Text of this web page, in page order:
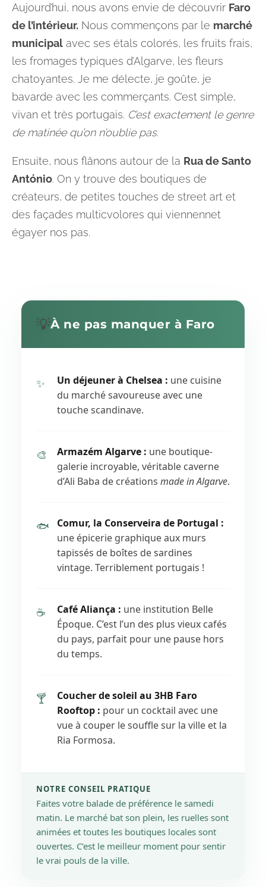
Aujourd’hui, nous avons envie de découvrir Faro
de l’intérieur. Nous commençons par le marché
municipal avec ses étals colorés, les fruits frais,
les fromages typiques d’Algarve, les fleurs
chatoyantes. Je me délecte, je goûte, je
bavarde avec les commerçants. C’est simple,
vivan et très portugais. C’est exactement le genre
de matinée qu’on n’oublie pas.
Ensuite, nous flânons autour de la Rua de Santo
António. On y trouve des boutiques de
créateurs, de petites touches de street art et
des façades multicvolores qui viennennet
égayer nos pas.
💡À ne pas manquer à Faro
✨ Un déjeuner à Chelsea : une cuisine
du marché savoureuse avec une
touche scandinave.
🎨 Armazém Algarve : une boutique-
galerie incroyable, véritable caverne
d’Ali Baba de créations made in Algarve.
🐟
Comur, la Conserveira de Portugal :
une épicerie graphique aux murs
tapissés de boîtes de sardines
vintage. Terriblement portugais !
☕ Café Aliança : une institution Belle
Époque. C’est l’un des plus vieux cafés
du pays, parfait pour une pause hors
du temps.
🍸
Coucher de soleil au 3HB Faro
Rooftop : pour un cocktail avec une
vue à couper le souffle sur la ville et la
Ria Formosa.
NOTRE CONSEIL PRATIQUE
Faites votre balade de préférence le samedi
matin. Le marché bat son plein, les ruelles sont
animées et toutes les boutiques locales sont
ouvertes. C’est le meilleur moment pour sentir
le vrai pouls de la ville.